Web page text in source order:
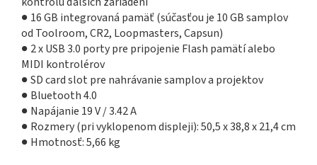
● 16 GB integrovaná pamäť (súčasťou je 10 GB samplov
od Toolroom, CR2, Loopmasters, Capsun)
● 2 x USB 3.0 porty pre pripojenie Flash pamätí alebo
MIDI kontrolérov
● SD card slot pre nahrávanie samplov a projektov
● Bluetooth 4.0
● Napájanie 19 V / 3.42 A
● Rozmery (pri vyklopenom displeji): 50,5 x 38,8 x 21,4 cm
● Hmotnosť: 5,66 kg